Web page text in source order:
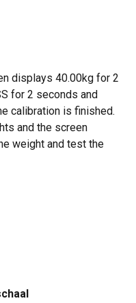
displays 40.00kg for 2
for 2 seconds and
calibration is finished.
and the screen
weight and test the